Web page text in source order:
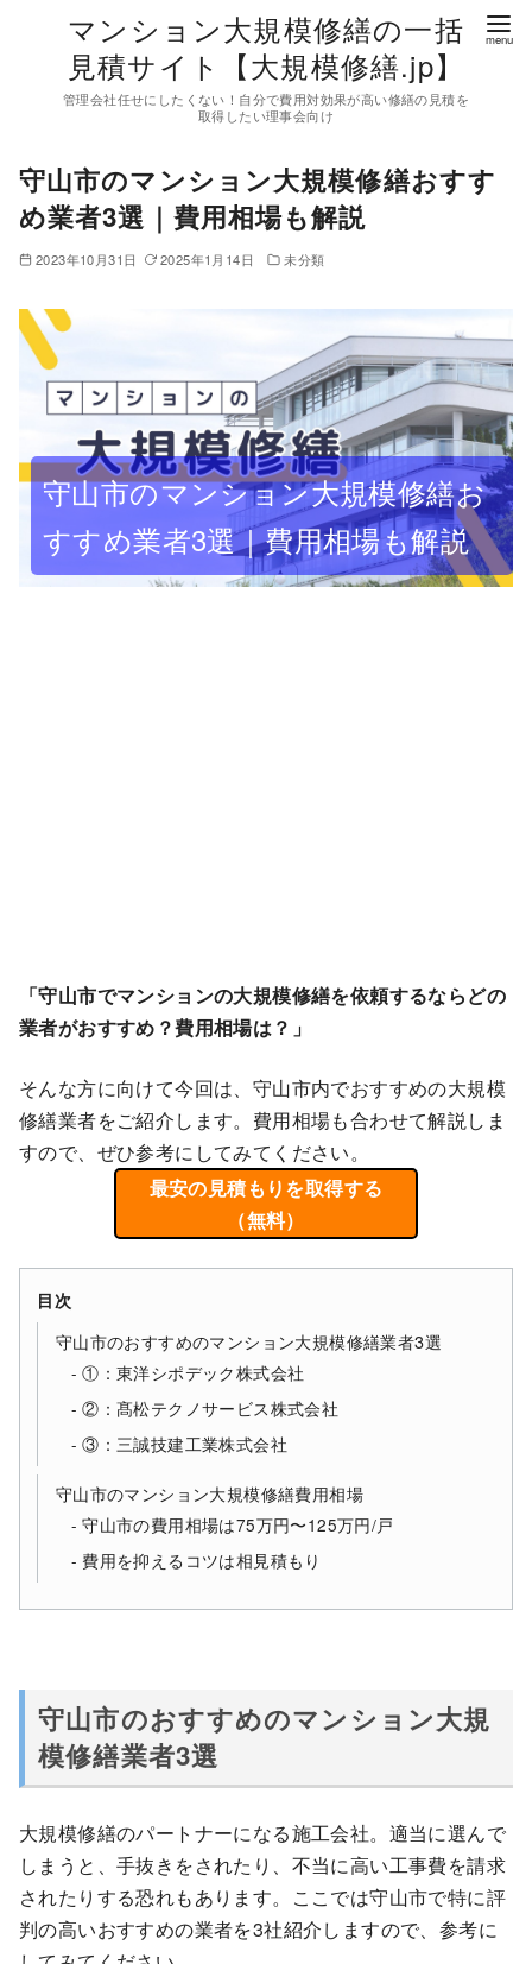
マンション大規模修繕の一括
見積サイト【大規模修繕.jp】
管理会社任せにしたくない！自分で費用対効果が高い修繕の見積を
取得したい理事会向け
守山市のマンション大規模修繕おすす
め業者3選｜費用相場も解説
2023年10月31日 2025年1月14日 未分類
守山市のマンション大規模修繕お
すすめ業者3選｜費用相場も解説
「守山市でマンションの大規模修繕を依頼するならどの
業者がおすすめ？費用相場は？」
そんな方に向けて今回は、守山市内でおすすめの大規模
修繕業者をご紹介します。費用相場も合わせて解説しま
すので、ぜひ参考にしてみてください。
最安の見積もりを取得する
（無料）
目次
守山市のおすすめのマンション大規模修繕業者3選
①：東洋シポデック株式会社
②：髙松テクノサービス株式会社
③：三誠技建工業株式会社
守山市のマンション大規模修繕費用相場
守山市の費用相場は75万円〜125万円/戸
費用を抑えるコツは相見積もり
守山市のおすすめのマンション大規
模修繕業者3選
大規模修繕のパートナーになる施工会社。適当に選んで
しまうと、手抜きをされたり、不当に高い工事費を請求
されたりする恐れもあります。ここでは守山市で特に評
判の高いおすすめの業者を3社紹介しますので、参考に